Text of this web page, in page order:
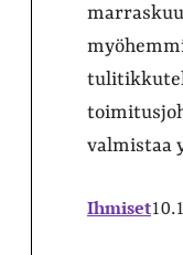
valmistaa
Ihmiset